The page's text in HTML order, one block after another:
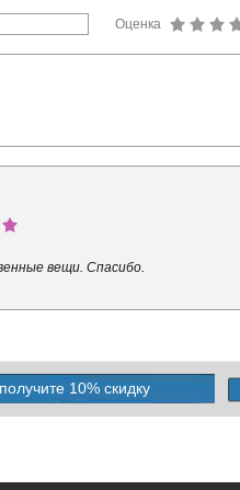
Оценка
вещи. Спасибо.
10% скидку